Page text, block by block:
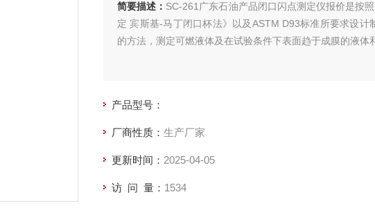
简要描述： SC-261广东石油产品闭口闪点测定仪报价是按
定 宾斯基-马丁闭口杯法》以及ASTM D93标准所要求设计
的方法，测定可燃液体及在试验条件下表面趋于成膜的液体
产品型号：
厂商性质： 生产厂家
更新时间： 2025-04-05
访 问 量： 1534